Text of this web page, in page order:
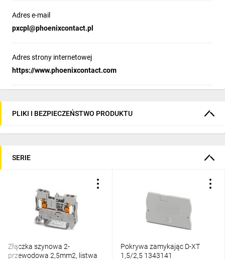
Adres e-mail
pxcpl@phoenixcontact.pl
Adres strony internetowej
https://www.phoenixcontact.com
PLIKI I BEZPIECZEŃSTWO PRODUKTU
SERIE
Złączka szynowa 2-
przewodowa 2,5mm2, listwa
Pokrywa zamykając D-XT
1,5/2,5 1343141